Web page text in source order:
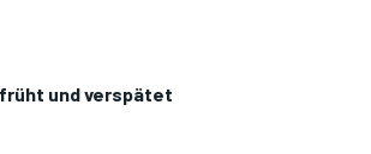
und verspätet